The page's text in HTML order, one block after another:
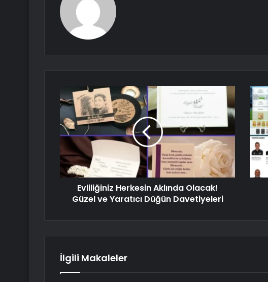
Evliliğiniz Herkesin Aklında Olacak!
Güzel ve Yaratıcı Düğün Davetiyeleri
İlgili Makaleler